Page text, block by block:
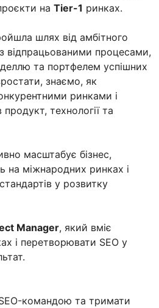
на Tier-1 ринках.
шлях від амбітного
відпрацьованими процесами,
та портфелем успішних
знаємо, як
ринками і
технології та
масштабує бізнес,
на міжнародних ринках і
у розвитку
Manager, який вміє
і перетворювати SEO у
командою та тримати